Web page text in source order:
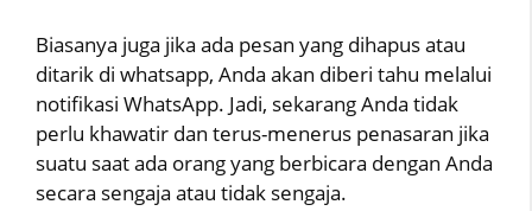
Biasanya juga jika ada pesan yang dihapus atau
ditarik di whatsapp, Anda akan diberi tahu melalui
notifikasi WhatsApp. Jadi, sekarang Anda tidak
perlu khawatir dan terus-menerus penasaran jika
suatu saat ada orang yang berbicara dengan Anda
secara sengaja atau tidak sengaja.